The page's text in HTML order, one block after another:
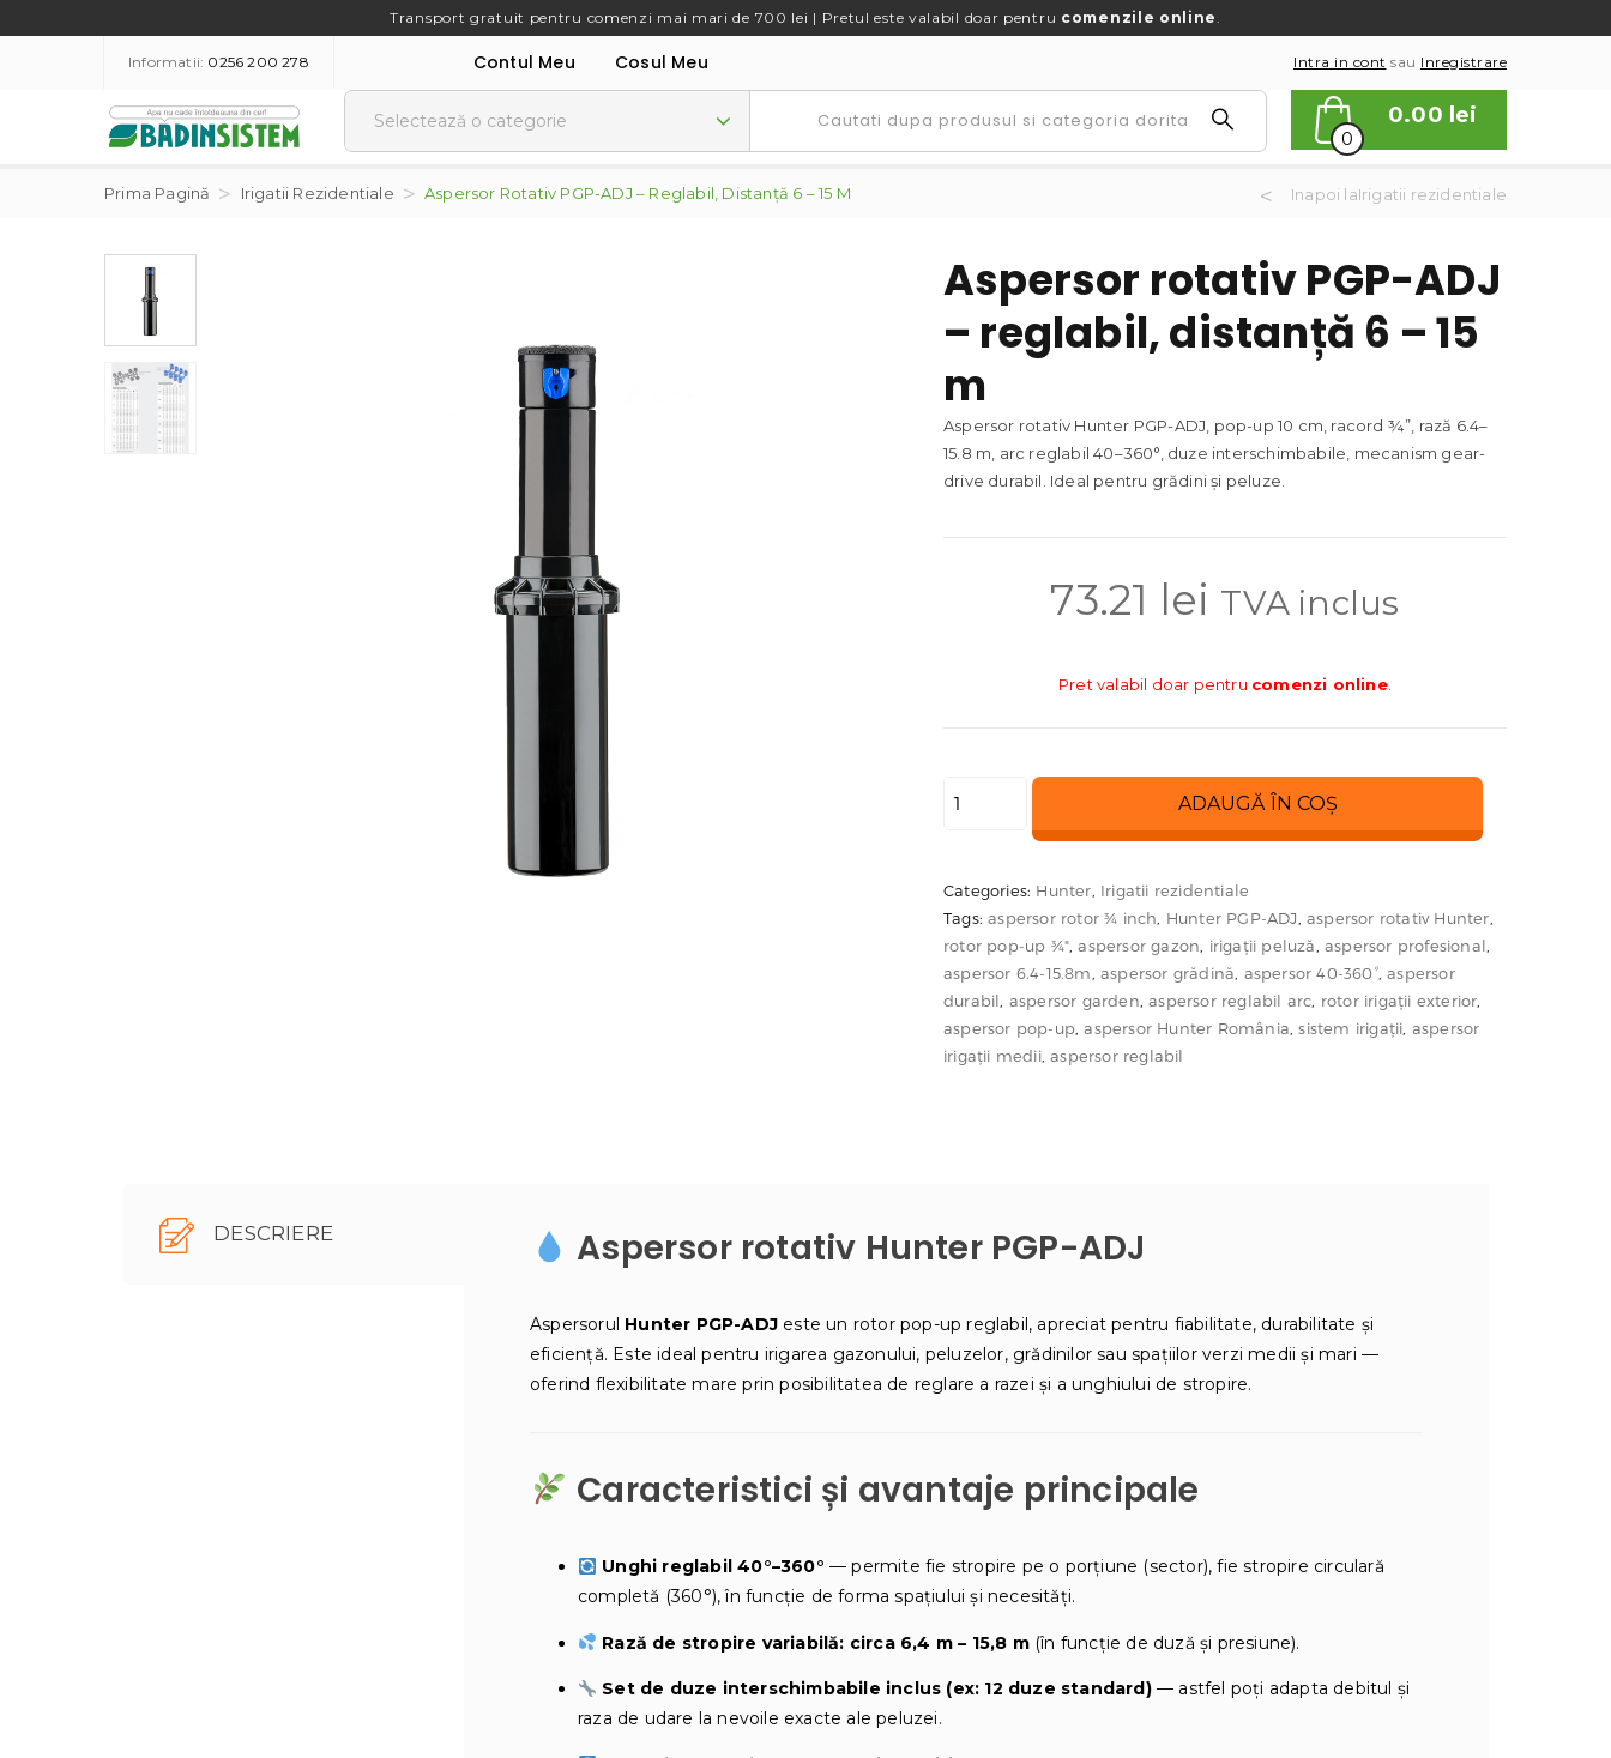
Transport gratuit pentru comenzi mai mari de 700 lei | Pretul este valabil doar pentru comenzile online.
Informatii: 0256 200 278 Contul Meu Cosul Meu Intra in cont sau Inregistrare
0
0.00 lei
Prima Pagină Irigatii Rezidentiale Aspersor Rotativ PGP-ADJ – Reglabil, Distanță 6 – 15 M Inapoi laIrigatii rezidentiale
Aspersor rotativ PGP-ADJ
– reglabil, distanță 6 – 15
m
Aspersor rotativ Hunter PGP-ADJ, pop-up 10 cm, racord ¾”, rază 6.4–
15.8 m, arc reglabil 40–360°, duze interschimbabile, mecanism gear-
drive durabil. Ideal pentru grădini și peluze.
73.21 lei TVA inclus
Pret valabil doar pentru comenzi online.
Cantitate
PGP-
ADJ
–
reglabil,
6
ADAUGĂ ÎN COȘ
Categories: Hunter, Irigatii rezidentiale
Tags:aspersor rotor ¾ inch, Hunter PGP-ADJ,aspersor rotativ Hunter,
rotor pop-up ¾",aspersor gazon, irigații peluză,aspersor profesional,
aspersor 6.4-15.8m, aspersor grădină, aspersor 40-360°,aspersor
durabil, aspersor garden,aspersor reglabil arc, rotor irigații exterior,
aspersor pop-up,aspersor Hunter România,sistem irigații, aspersor
irigații medii,aspersor reglabil
DESCRIERE Aspersor rotativ Hunter PGP-ADJ
Aspersorul Hunter PGP-ADJ este un rotor pop-up reglabil, apreciat pentru fiabilitate, durabilitate și
eficiență. Este ideal pentru irigarea gazonului, peluzelor, grădinilor sau spațiilor verzi medii și mari —
oferind flexibilitate mare prin posibilitatea de reglare a razei și a unghiului de stropire.
Caracteristici și avantaje principale
Unghi reglabil 40°–360° — permite fie stropire pe o porțiune (sector), fie stropire circulară
completă (360°), în funcţie de forma spațiului și necesități.
Rază de stropire variabilă: circa 6,4 m – 15,8 m(în funcție de duză și presiune).
Set de duze interschimbabile inclus (ex: 12 duze standard)— astfel poți adapta debitul și
raza de udare la nevoile exacte ale peluzei.